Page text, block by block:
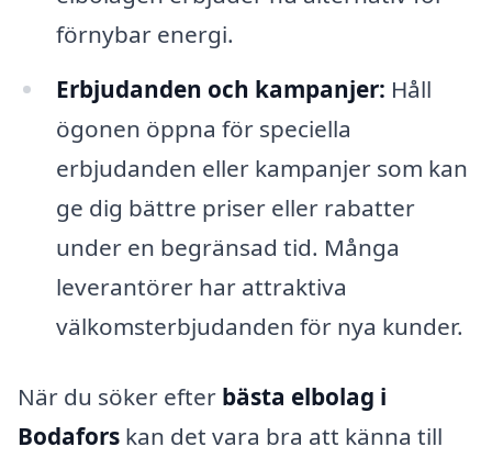
förnybar energi.
Erbjudanden och kampanjer: Håll
ögonen öppna för speciella
erbjudanden eller kampanjer som kan
ge dig bättre priser eller rabatter
under en begränsad tid. Många
leverantörer har attraktiva
välkomsterbjudanden för nya kunder.
När du söker efter bästa elbolag i
Bodafors kan det vara bra att känna till